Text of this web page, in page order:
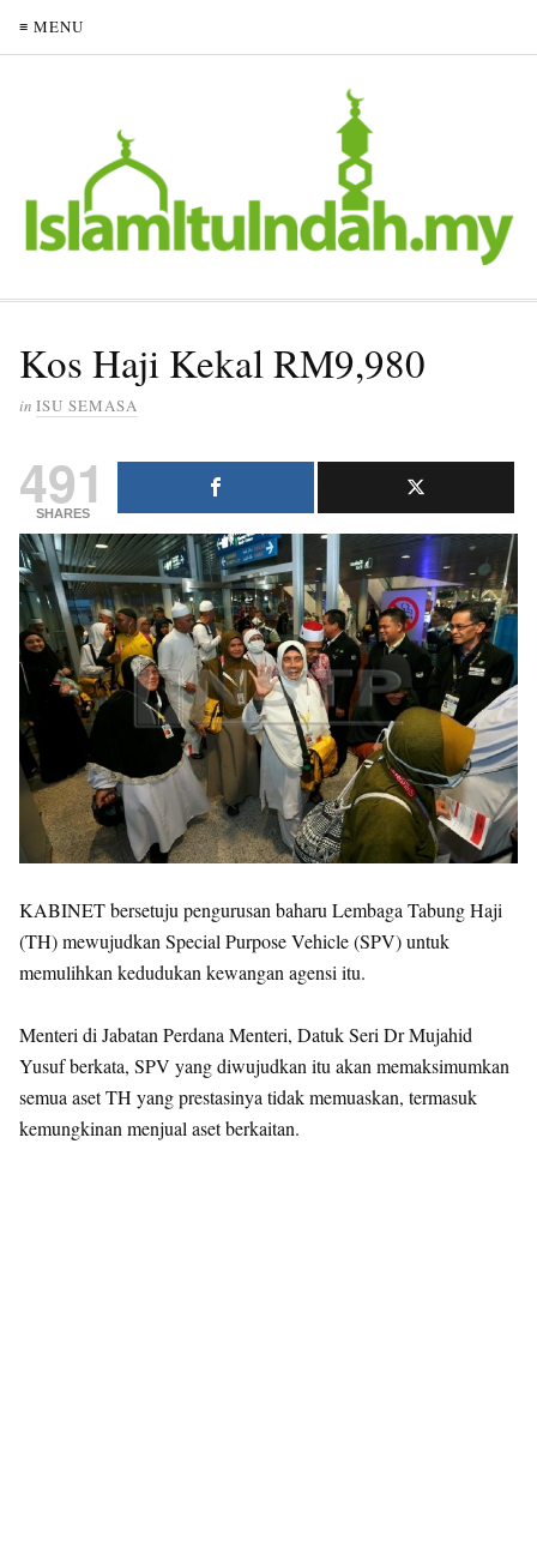
≡ MENU
Kos Haji Kekal RM9,980
in ISU SEMASA
491
SHARES
KABINET bersetuju pengurusan baharu Lembaga Tabung Haji
(TH) mewujudkan Special Purpose Vehicle (SPV) untuk
memulihkan kedudukan kewangan agensi itu.
Menteri di Jabatan Perdana Menteri, Datuk Seri Dr Mujahid
Yusuf berkata, SPV yang diwujudkan itu akan memaksimumkan
semua aset TH yang prestasinya tidak memuaskan, termasuk
kemungkinan menjual aset berkaitan.